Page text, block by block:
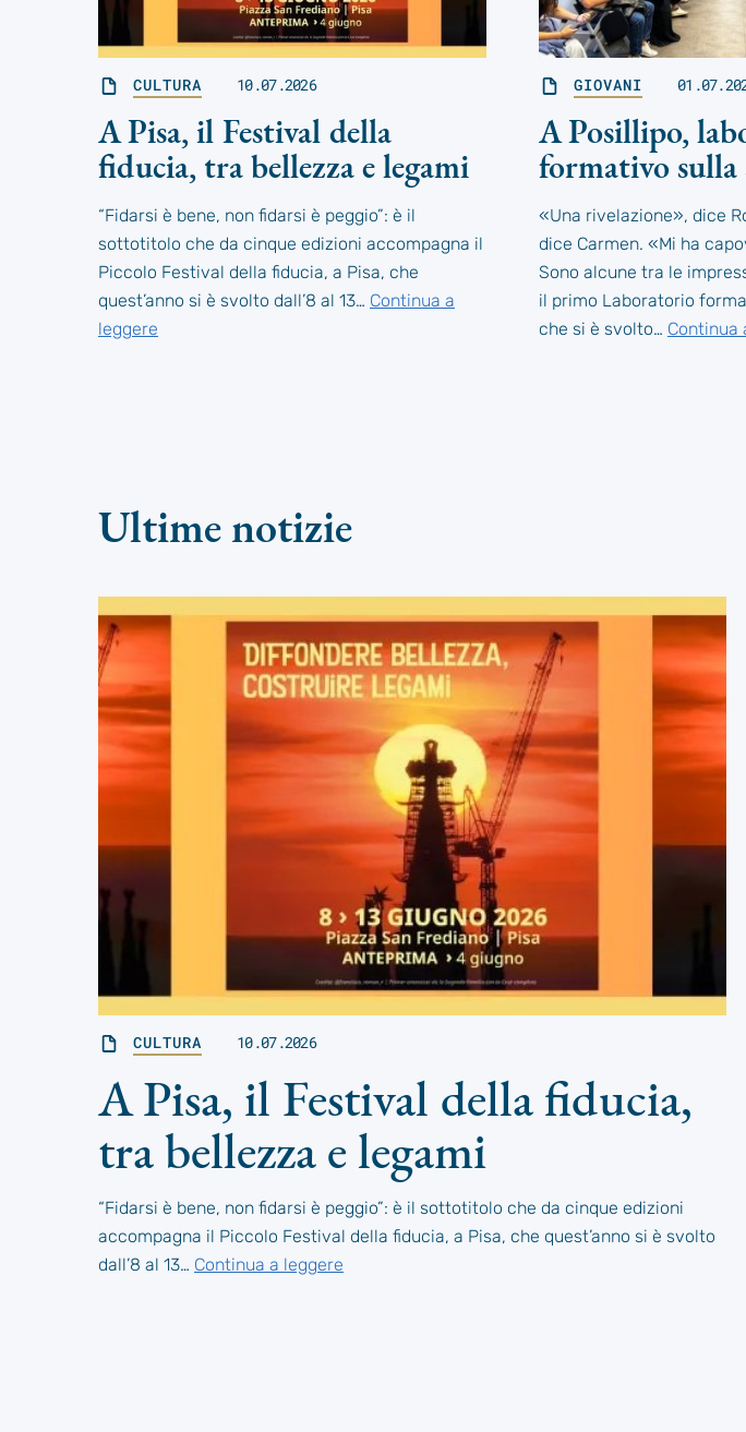
CULTURA 10.07.2026
A Pisa, il Festival della
fiducia, tra bellezza e legami
“Fidarsi è bene, non fidarsi è peggio”: è il
sottotitolo che da cinque edizioni accompagna il
Piccolo Festival della fiducia, a Pisa, che
quest’anno si è svolto dall’8 al 13… Continua a
leggere
GIOVANI
A Posillipo,
formativo sulla
«Una rivelazione», dice
dice Carmen. «Mi ha
Sono alcune tra le
il primo Laboratorio
che si è svolto… Continua
Ultime notizie
CULTURA 10.07.2026
A Pisa, il Festival della fiducia,
tra bellezza e legami
“Fidarsi è bene, non fidarsi è peggio”: è il sottotitolo che da cinque edizioni
accompagna il Piccolo Festival della fiducia, a Pisa, che quest’anno si è svolto
dall’8 al 13… Continua a leggere